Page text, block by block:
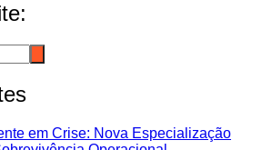
em Crise: Nova Especialização